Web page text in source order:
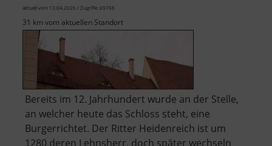
aktuell vom 13.04.2026 / Zugriffe: 69708
31 km vom aktuellen Standort
Bereits im 12. Jahrhundert wurde an der Stelle,
an welcher heute das Schloss steht, eine
Burgerrichtet. Der Ritter Heidenreich ist um
1280 deren Lehnsherr, doch später wechseln